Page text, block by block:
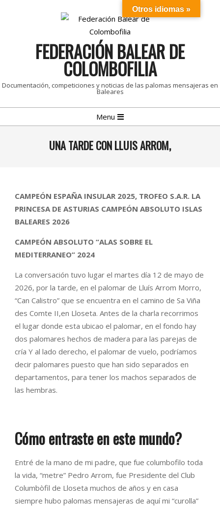
FEDERACIÓN BALEAR DE
COLOMBOFILIA
Documentación, competiciones y noticias de las palomas mensajeras en
Baleares
Navigation
Menu
UNA TARDE CON LLUIS ARROM,
CAMPEÓN ESPAÑA INSULAR 2025, TROFEO S.A.R. LA
PRINCESA DE ASTURIAS CAMPEÓN ABSOLUTO ISLAS
BALEARES 2026
CAMPEÓN ABSOLUTO “ALAS SOBRE EL
MEDITERRANEO” 2024
La conversación tuvo lugar el martes día 12 de mayo de
2026, por la tarde, en el palomar de Lluís Arrom Morro,
“Can Calistro” que se encuentra en el camino de Sa Viña
des Comte II,en Lloseta. Antes de la charla recorrimos
el lugar donde esta ubicao el palomar, en el fondo hay
dos palomares hechos de madera para las parejas de
cría Y al lado derecho, el palomar de vuelo, podríamos
decir palomares puesto que han sido separados en
departamentos, para tener los machos separados de
las hembras.
Cómo entraste en este mundo?
Entré de la mano de mi padre, que fue columbofilo toda
la vida, “metre” Pedro Arrom, fue Presidente del Club
Columbòfil de Lloseta muchos de años y en casa
siempre hubo palomas mensajeras de aquí mi “curolla”
Otros idiomas »